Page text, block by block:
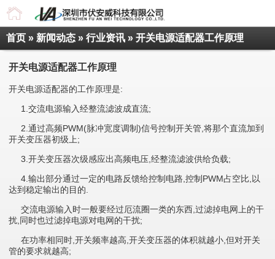
首页 » 新闻动态 » 行业资讯 » 开关电源适配器工作原理
开关电源适配器工作原理
开关电源适配器的工作原理是:
1.交流电源输入经整流滤波成直流;
2.通过高频PWM(脉冲宽度调制)信号控制开关管,将那个直流加到
开关变压器初级上;
3.开关变压器次级感应出高频电压,经整流滤波供给负载;
4.输出部分通过一定的电路反馈给控制电路,控制PWM占空比,以
达到稳定输出的目的.
交流电源输入时一般要经过厄流圈一类的东西,过滤掉电网上的干
扰,同时也过滤掉电源对电网的干扰;
在功率相同时,开关频率越高,开关变压器的体积就越小,但对开关
管的要求就越高;